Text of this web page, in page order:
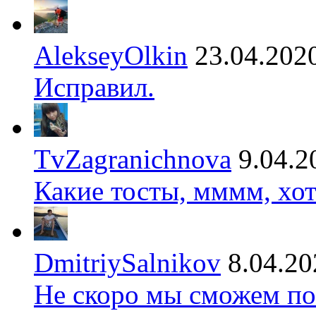
AlekseyOlkin
Исправил.
TvZagranichnova
Какие тосты, мммм,
DmitriySalnikov
Не скоро мы сможем